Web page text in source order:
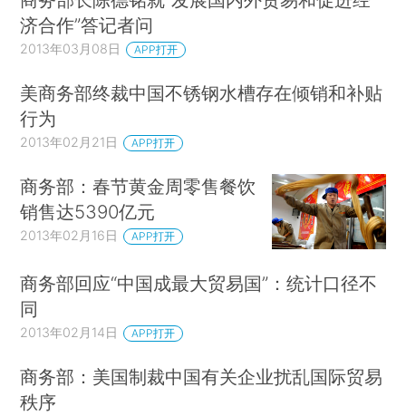
济合作”答记者问
2013年03月08日 APP打开
美商务部终裁中国不锈钢水槽存在倾销和补贴
行为
2013年02月21日 APP打开
商务部：春节黄金周零售餐饮
销售达5390亿元
2013年02月16日 APP打开
商务部回应“中国成最大贸易国”：统计口径不
同
2013年02月14日 APP打开
商务部：美国制裁中国有关企业扰乱国际贸易
秩序